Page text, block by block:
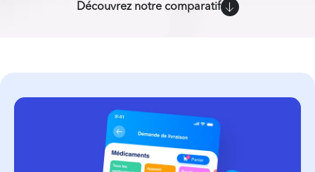
Découvrez notre comparatif